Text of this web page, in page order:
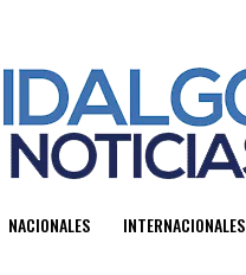
NACIONALES INTERNACIONALES